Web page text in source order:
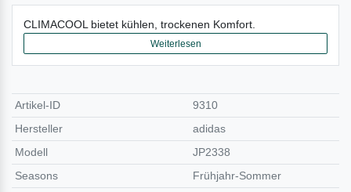
CLIMACOOL bietet kühlen, trockenen Komfort.
Weiterlesen
Artikel-ID
9310
Hersteller
adidas
Modell
JP2338
Seasons
Frühjahr-Sommer